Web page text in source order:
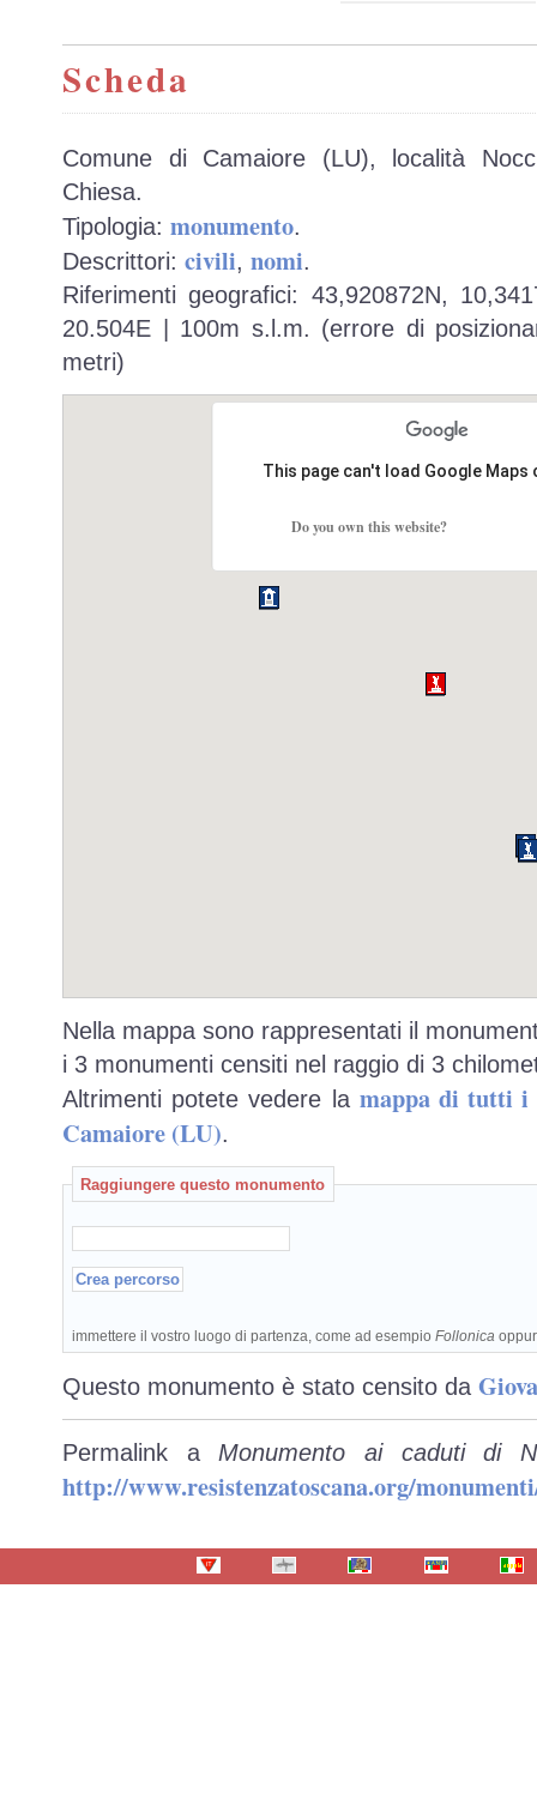
Scheda
Comune di Camaiore (LU), località
Chiesa.
Tipologia: monumento.
Descrittori: civili, nomi.
Riferimenti geografici: 43,920872N,
20.504E | 100m s.l.m. (errore di
metri)
This page can't load Google
Do you own this website?
Nella mappa sono rappresentati il
i 3 monumenti censiti nel raggio di 3
Altrimenti potete vedere la mappa di tutti i
Camaiore (LU).
Raggiungere questo monumento
immettere il vostro luogo di partenza, come ad esempio Follonica
Questo monumento è stato censito da
Permalink a Monumento ai caduti di
http://www.resistenzatoscana.org/